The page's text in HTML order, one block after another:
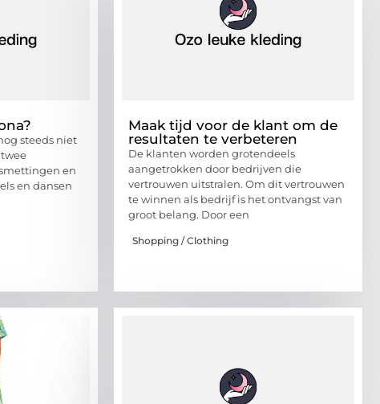
steeds niet
en
en dansen
Maak tijd voor de klant om de
resultaten te verbeteren
De klanten worden grotendeels
aangetrokken door bedrijven die
vertrouwen uitstralen. Om dit vertrouwen
te winnen als bedrijf is het ontvangst van
groot belang. Door een
Shopping / Clothing